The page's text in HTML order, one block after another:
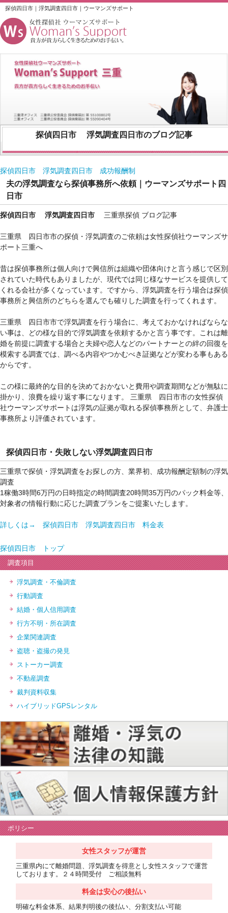
探偵四日市｜浮気調査四日市｜ウーマンズサポート
探偵四日市 浮気調査四日市のブログ記事
探偵四日市 浮気調査四日市 成功報酬制
夫の浮気調査なら探偵事務所へ依頼｜ウーマンズサポート四
日市
探偵四日市 浮気調査四日市 三重県探偵 ブログ記事
三重県 四日市市の探偵・浮気調査のご依頼は女性探偵社ウーマンズサ
ポート三重へ
昔は探偵事務所は個人向けで興信所は組織や団体向けと言う感じで区別
されていた時代もありましたが、現代では同じ様なサービスを提供して
くれる会社が多くなっています。ですから、浮気調査を行う場合は探偵
事務所と興信所のどちらを選んでも確りした調査を行ってくれます。
三重県 四日市市で浮気調査を行う場合に、考えておかなければならな
い事は、どの様な目的で浮気調査を依頼するかと言う事です。これは離
婚を前提に調査する場合と夫婦や恋人などのパートナーとの絆の回復を
模索する調査では、調べる内容やつかむべき証拠などが変わる事もある
からです。
この様に最終的な目的を決めておかないと費用や調査期間などが無駄に
掛かり、浪費を繰り返す事になります。 三重県 四日市市の女性探偵
社ウーマンズサポートは浮気の証拠が取れる探偵事務所として、弁護士
事務所より評価されています。
探偵四日市・失敗しない浮気調査四日市
三重県で探偵・浮気調査をお探しの方、業界初、成功報酬定額制の浮気
調査
1稼働3時間6万円の日時指定の時間調査20時間35万円のパック料金等、
対象者の情報行動に応じた調査プランをご提案いたします。
詳しくは→ 探偵四日市 浮気調査四日市 料金表
探偵四日市 トップ
調査項目
浮気調査・不倫調査
行動調査
結婚・個人信用調査
行方不明・所在調査
企業関連調査
盗聴・盗撮の発見
ストーカー調査
不動産調査
裁判資料収集
ハイブリッドGPSレンタル
ポリシー
女性スタッフが運営
三重県内にて離婚問題、浮気調査を得意とし女性スタッフで運営
しております。２４時間受付 ご相談無料
料金は安心の後払い
明確な料金体系、結果判明後の後払い、分割支払い可能